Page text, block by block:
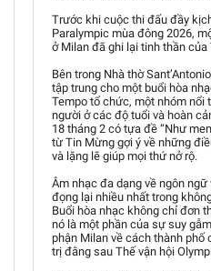
Trước khi cuộc thi đấu đầy
Paralympic mùa đông 2026,
ở Milan đã ghi lại tinh thần của
Bên trong Nhà thờ
tập trung cho một buổi hòa
Tempo tổ chức, một nhóm nổi
người ở các độ tuổi và hoàn
18 tháng 2 có tựa đề “Như
từ Tin Mừng gợi ý về những
và lặng lẽ giúp mọi thứ nở rộ.
Âm nhạc đa dạng về ngôn
đọng lại nhiều nhất trong
Buổi hòa nhạc không chỉ đơn
nó là một phần của sự suy
phận Milan về cách thành phố
trị đằng sau Thế vận hội